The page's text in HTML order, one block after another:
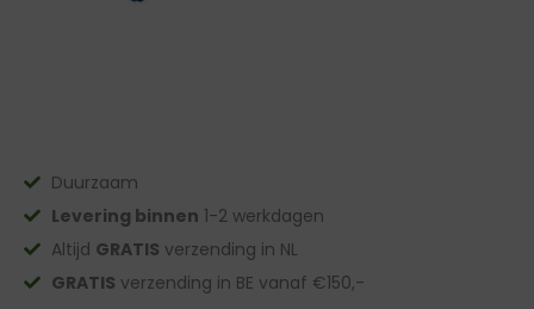
Duurzaam
Levering binnen 1-2 werkdagen
Altijd GRATIS verzending in NL
GRATIS verzending in BE vanaf €150,-